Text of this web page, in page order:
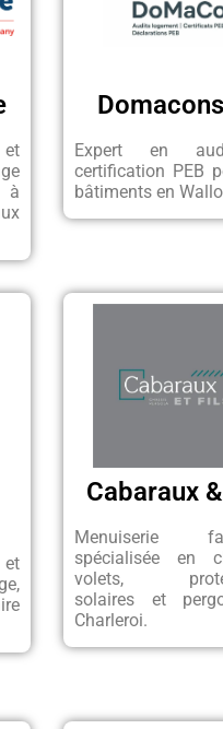
et
à
Expert en
certification PEB
bâtiments en
et
Cabaraux
Menuiserie
spécialisée en
volets,
solaires et
Charleroi.